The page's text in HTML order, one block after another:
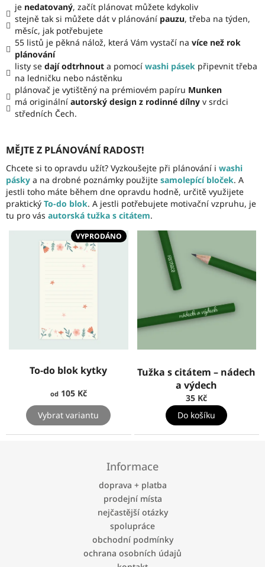
je nedatovaný, začít plánovat můžete kdykoliv
stejně tak si můžete dát v plánování pauzu, třeba na týden,
měsíc, jak potřebujete
55 listů je pěkná nálož, která Vám vystačí na více než rok
plánování
listy se dají odtrhnout a pomocí washi pásek připevnit třeba
na ledničku nebo nástěnku
plánovač je vytištěný na prémiovém papíru Munken
má originální autorský design z rodinné dílny v srdci
středních Čech.
MĚJTE Z PLÁNOVÁNÍ RADOST!
Chcete si to opravdu užít? Vyzkoušejte při plánování i washi
pásky a na drobné poznámky použijte samolepící bloček. A
jestli toho máte během dne opravdu hodně, určitě využijete
praktický To-do blok. A jestli potřebujete motivační vzpruhu, je
tu pro vás autorská tužka s citátem.
VYPRODÁNO
To-do blok kytky
od105 Kč
Vybrat variantu
Tužka s citátem – nádech
a výdech
35 Kč
Do košíku
Informace
doprava + platba
prodejní místa
nejčastější otázky
spolupráce
obchodní podmínky
ochrana osobních údajů